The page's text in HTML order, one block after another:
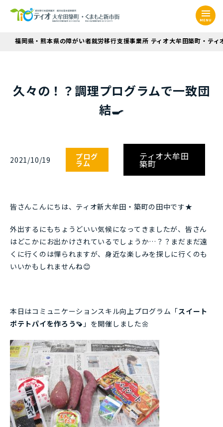
MENU
福岡県・熊本県の障がい者就労移行支援事業所 ティオ大牟田築町・ティ
久々の！？調理プログラムで一致団
結🍳
2021/10/19 プログ
ラム
ティオ大牟田
築町
皆さんこんにちは、ティオ新大牟田・築町の田中です★
外出するにもちょうどいい気候になってきましたが、皆さん
はどこかにお出かけされているでしょうか…？？まだまだ遠
くに行くのは憚られますが、身近な楽しみを探しに行くのも
いいかもしれませんね😊
本日はコミュニケーションスキル向上プログラム「スイート
ポテトパイを作ろう🍠 」を開催しました🌼